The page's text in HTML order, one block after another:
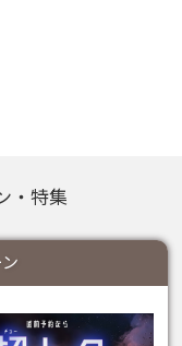
・特集